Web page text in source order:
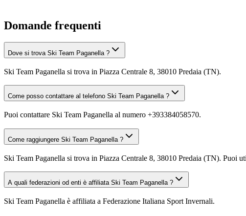
Domande frequenti
Dove si trova Ski Team Paganella ?
Ski Team Paganella si trova in Piazza Centrale 8, 38010 Predaia (TN).
Come posso contattare al telefono Ski Team Paganella ?
Puoi contattare Ski Team Paganella al numero +393384058570.
Come raggiungere Ski Team Paganella ?
Ski Team Paganella si trova in Piazza Centrale 8, 38010 Predaia (TN). Puoi
A quali federazioni od enti è affiliata Ski Team Paganella ?
Ski Team Paganella è affiliata a Federazione Italiana Sport Invernali.